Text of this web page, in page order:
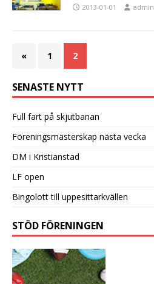
2013-01-01 admin
« 1 2
SENASTE NYTT
Full fart på skjutbanan
Föreningsmästerskap nästa vecka
DM i Kristianstad
LF open
Bingolott till uppesittarkvällen
STÖD FÖRENINGEN